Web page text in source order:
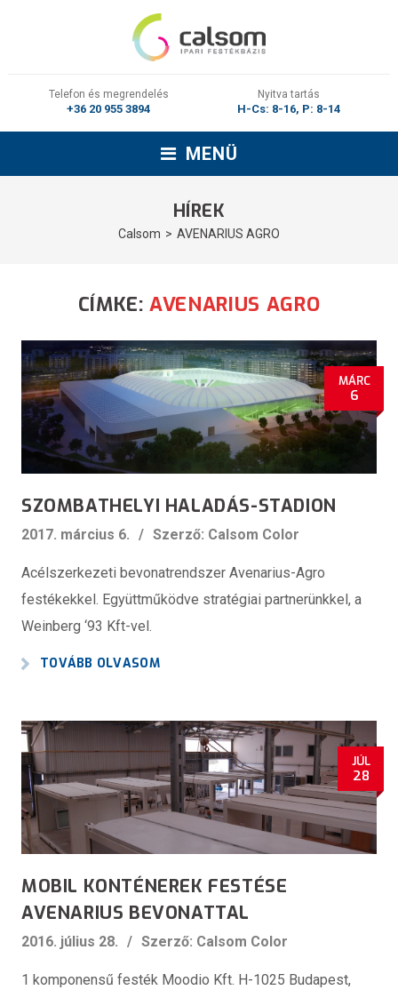
Telefon és megrendelés
+36 20 955 3894
Nyitva tartás
H-Cs: 8-16, P: 8-14
MENÜ
HÍREK
Calsom AVENARIUS AGRO
CÍMKE:AVENARIUS AGRO
MÁRC
6
SZOMBATHELYI HALADÁS-STADION
2017. március 6. Szerző: Calsom Color
Acélszerkezeti bevonatrendszer Avenarius-Agro
festékekkel. Együttműködve stratégiai partnerünkkel, a
Weinberg ‘93 Kft-vel.
TOVÁBB OLVASOM
JÚL
28
MOBIL KONTÉNEREK FESTÉSE
AVENARIUS BEVONATTAL
2016. július 28. Szerző: Calsom Color
1 komponensű festék Moodio Kft. H-1025 Budapest,